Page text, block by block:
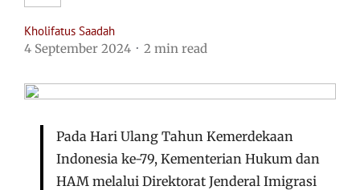
Kholifatus Saadah
4 September 2024
2 min read
Pada Hari Ulang Tahun Kemerdekaan
Indonesia ke-79, Kementerian Hukum dan
HAM melalui Direktorat Jenderal Imigrasi